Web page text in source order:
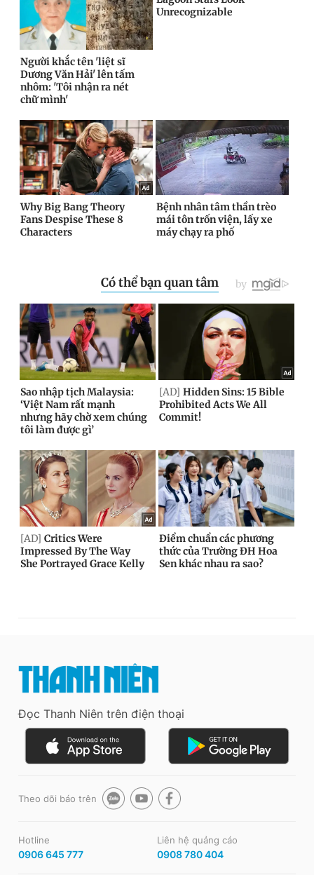
Đọc Thanh Niên trên điện thoại
Theo dõi báo trên
Hotline
0906 645 777
Liên hệ quảng cáo
0908 780 404